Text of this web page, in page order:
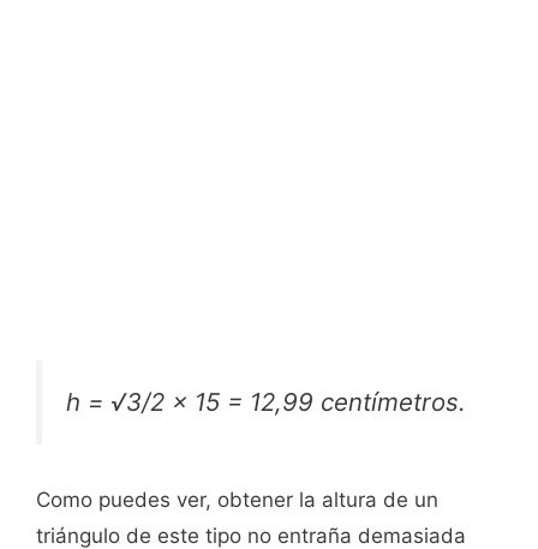
h = √3/2 x 15 = 12,99 centímetros.
Como puedes ver, obtener la altura de un
triángulo de este tipo no entraña demasiada